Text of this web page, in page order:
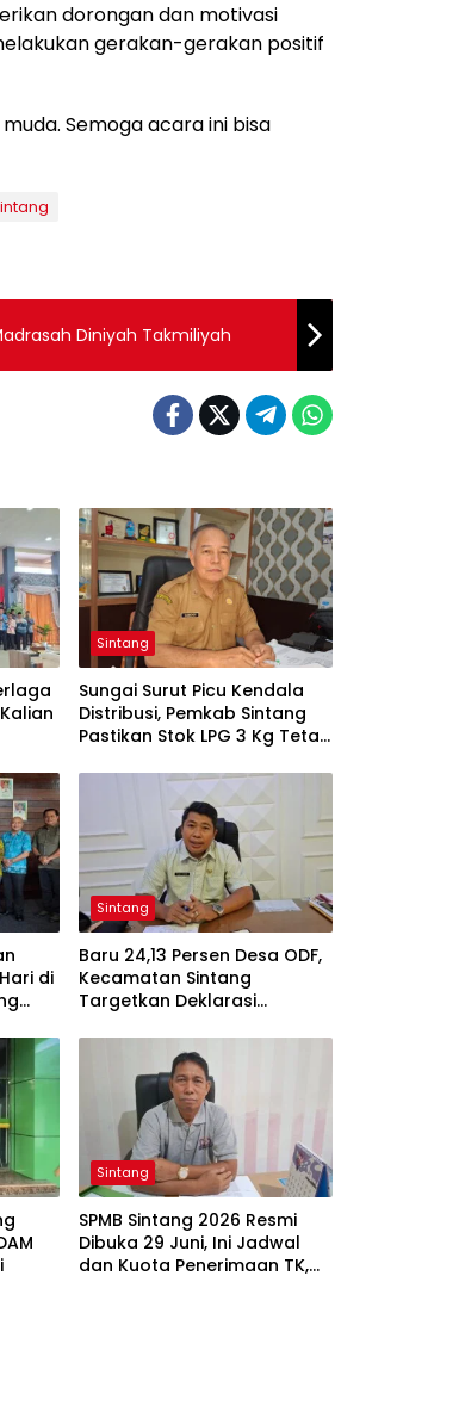
dorongan dan motivasi
gerakan-gerakan positif
Semoga acara ini bisa
Diniyah Takmiliyah
Sintang
Sungai Surut Picu Kendala
Distribusi, Pemkab Sintang
Pastikan Stok LPG 3 Kg Tetap
di
Sintang
Baru 24,13 Persen Desa ODF,
Kecamatan Sintang
Targetkan Deklarasi
Kesehatan Nasional
Sintang
SPMB Sintang 2026 Resmi
Dibuka 29 Juni, Ini Jadwal
dan Kuota Penerimaan TK,